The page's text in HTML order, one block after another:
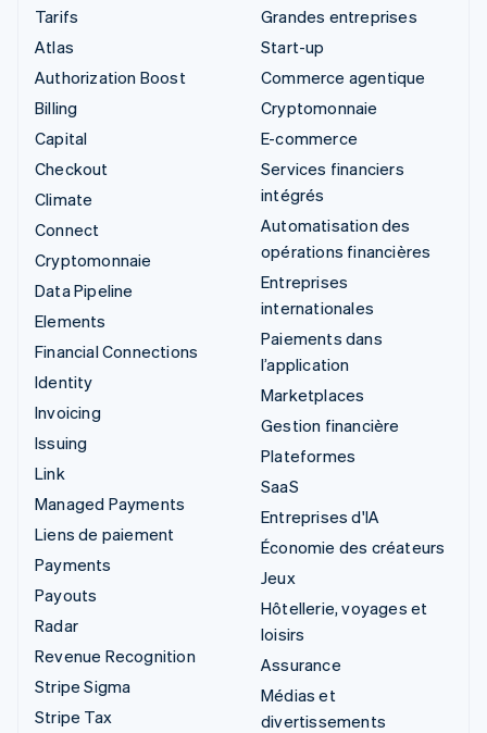
Tarifs
Atlas
Authorization Boost
Billing
Capital
Checkout
Climate
Connect
Cryptomonnaie
Data Pipeline
Elements
Financial Connections
Identity
Invoicing
Issuing
Link
Managed Payments
Liens de paiement
Payments
Payouts
Radar
Revenue Recognition
Stripe Sigma
Stripe Tax
Grandes entreprises
Start-up
Commerce agentique
Cryptomonnaie
E-commerce
Services financiers
intégrés
Automatisation des
opérations financières
Entreprises
internationales
Paiements dans
l’application
Marketplaces
Gestion financière
Plateformes
SaaS
Entreprises d'IA
Économie des créateurs
Jeux
Hôtellerie, voyages et
loisirs
Assurance
Médias et
divertissements